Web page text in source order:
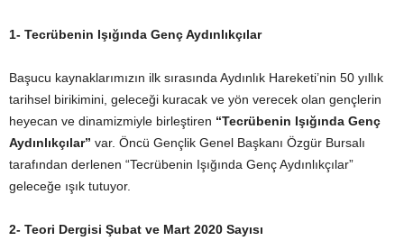
1- Tecrübenin Işığında Genç Aydınlıkçılar
Başucu kaynaklarımızın ilk sırasında Aydınlık Hareketi’nin 50 yıllık
tarihsel birikimini, geleceği kuracak ve yön verecek olan gençlerin
heyecan ve dinamizmiyle birleştiren “Tecrübenin Işığında Genç
Aydınlıkçılar” var. Öncü Gençlik Genel Başkanı Özgür Bursalı
tarafından derlenen “Tecrübenin Işığında Genç Aydınlıkçılar”
geleceğe ışık tutuyor.
2- Teori Dergisi Şubat ve Mart 2020 Sayısı